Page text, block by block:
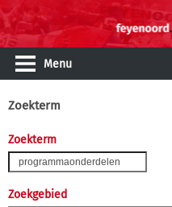
Menu
Zoekterm
Zoekterm
Zoekgebied